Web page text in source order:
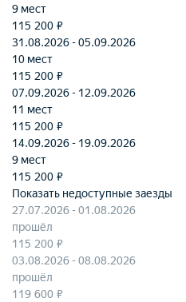
9 мест
115 200 ₽
31.08.2026 - 05.09.2026
10 мест
115 200 ₽
07.09.2026 - 12.09.2026
11 мест
115 200 ₽
14.09.2026 - 19.09.2026
9 мест
115 200 ₽
Показать недоступные заезды
27.07.2026 - 01.08.2026
прошёл
115 200 ₽
03.08.2026 - 08.08.2026
прошёл
119 600 ₽